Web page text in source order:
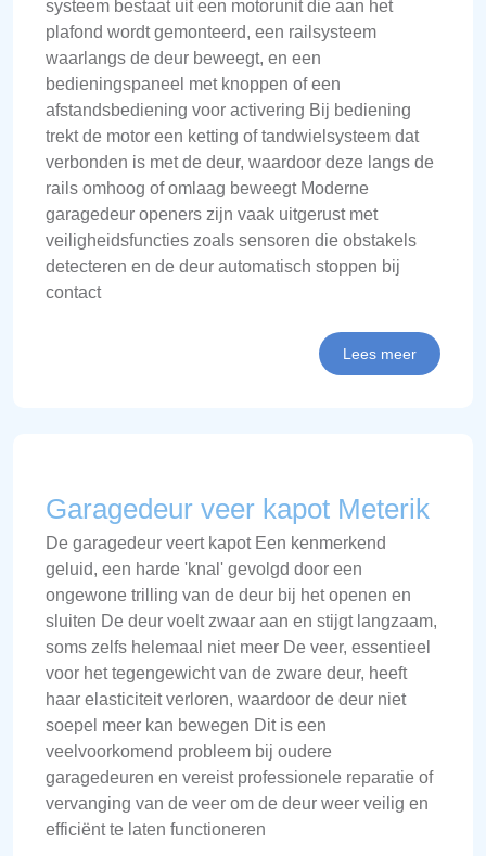
systeem bestaat uit een motorunit die aan het
plafond wordt gemonteerd, een railsysteem
waarlangs de deur beweegt, en een
bedieningspaneel met knoppen of een
afstandsbediening voor activering Bij bediening
trekt de motor een ketting of tandwielsysteem dat
verbonden is met de deur, waardoor deze langs de
rails omhoog of omlaag beweegt Moderne
garagedeur openers zijn vaak uitgerust met
veiligheidsfuncties zoals sensoren die obstakels
detecteren en de deur automatisch stoppen bij
contact
Lees meer
Garagedeur veer kapot Meterik
De garagedeur veert kapot Een kenmerkend
geluid, een harde 'knal' gevolgd door een
ongewone trilling van de deur bij het openen en
sluiten De deur voelt zwaar aan en stijgt langzaam,
soms zelfs helemaal niet meer De veer, essentieel
voor het tegengewicht van de zware deur, heeft
haar elasticiteit verloren, waardoor de deur niet
soepel meer kan bewegen Dit is een
veelvoorkomend probleem bij oudere
garagedeuren en vereist professionele reparatie of
vervanging van de veer om de deur weer veilig en
efficiënt te laten functioneren